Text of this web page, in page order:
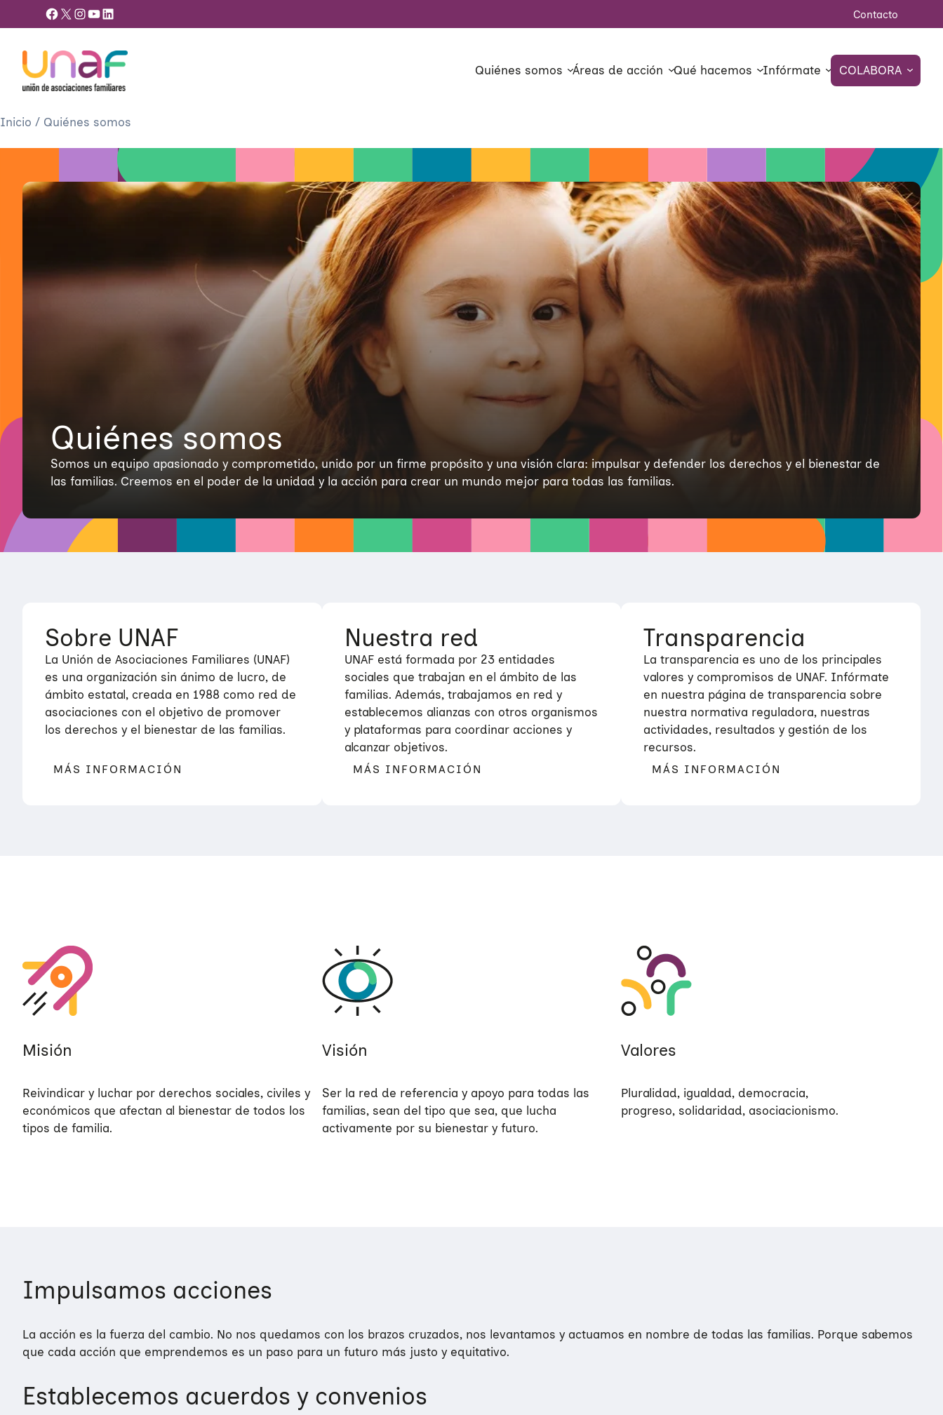
Facebook X InstagramYouTube LinkedIn Contacto
Quiénes somos Áreas de acción Qué hacemos Infórmate COLABORA
Quiénes somos
Sobre UNAF
Transparencia
Áreas de acción
Familias reconstituidas
Atención directa
Infórmate
Inicio / Quiénes somos
Quiénes somos
Somos un equipo apasionado y comprometido, unido por un firme propósito y una visión clara: impulsar y defender los derechos y el bienestar de
las familias. Creemos en el poder de la unidad y la acción para crear un mundo mejor para todas las familias.
Sobre UNAF
La Unión de Asociaciones Familiares (UNAF)
es una organización sin ánimo de lucro, de
ámbito estatal, creada en 1988 como red de
asociaciones con el objetivo de promover
los derechos y el bienestar de las familias.
MÁS INFORMACIÓN
Nuestra red
UNAF está formada por 23 entidades
sociales que trabajan en el ámbito de las
familias. Además, trabajamos en red y
establecemos alianzas con otros organismos
y plataformas para coordinar acciones y
alcanzar objetivos.
MÁS INFORMACIÓN
Transparencia
La transparencia es uno de los principales
valores y compromisos de UNAF. Infórmate
en nuestra página de transparencia sobre
nuestra normativa reguladora, nuestras
actividades, resultados y gestión de los
recursos.
MÁS INFORMACIÓN
Misión
Reivindicar y luchar por derechos sociales, civiles y
económicos que afectan al bienestar de todos los
tipos de familia​.
Visión
Ser la red de referencia y apoyo para todas las
familias, sean del tipo que sea, que lucha
activamente por su bienestar y futuro.​
Valores
Pluralidad, igualdad, democracia,
progreso, solidaridad, asociacionismo.
Impulsamos acciones
La acción es la fuerza del cambio. No nos quedamos con los brazos cruzados, nos levantamos y actuamos en nombre de todas las familias. Porque sabemos
que cada acción que emprendemos es un paso para un futuro más justo y equitativo.​
Establecemos acuerdos y convenios